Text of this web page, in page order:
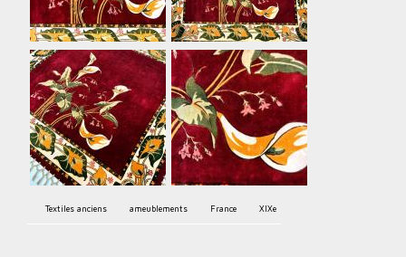
Textiles anciens ameublements France XIXe